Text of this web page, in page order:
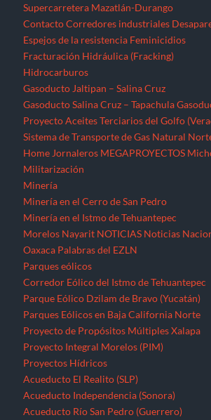
Supercarretera Mazatlán-Durango
Contacto Corredores industriales
Espejos de la resistencia Feminicidios
Fracturación Hidráulica (Fracking)
Hidrocarburos
Gasoducto Jaltipan – Salina Cruz
Gasoducto Salina Cruz – Tapachula
Proyecto Aceites Terciarios del Golfo
Sistema de Transporte de Gas Natural
Home Jornaleros MEGAPROYECTOS
Militarización
Minería
Minería en el Cerro de San Pedro
Minería en el Istmo de Tehuantepec
Morelos Nayarit NOTICIAS Noticias
Oaxaca Palabras del EZLN
Parques eólicos
Corredor Eólico del Istmo de Tehuantepec
Parque Eólico Dzilam de Bravo (Yucatán)
Parques Eólicos en Baja California Norte
Proyecto de Propósitos Múltiples Xalapa
Proyecto Integral Morelos (PIM)
Proyectos Hídricos
Acueducto El Realito (SLP)
Acueducto Independencia (Sonora)
Acueducto Río San Pedro (Guerrero)